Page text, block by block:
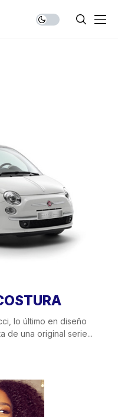
lo último en diseño
de una original serie...